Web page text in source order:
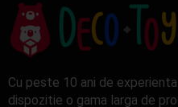
Cu peste 10 ani de
dispozitie o gama larga de